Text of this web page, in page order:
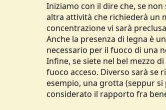
Iniziamo con il dire che, se
altra attività che richiederà un
concentrazione vi sarà
Anche la presenza di legna è
necessario per il fuoco di una
Infine, se siete nel bel mezzo
fuoco acceso. Diverso sarà se
esempio, una grotta (seppur
considerato il rapporto fra